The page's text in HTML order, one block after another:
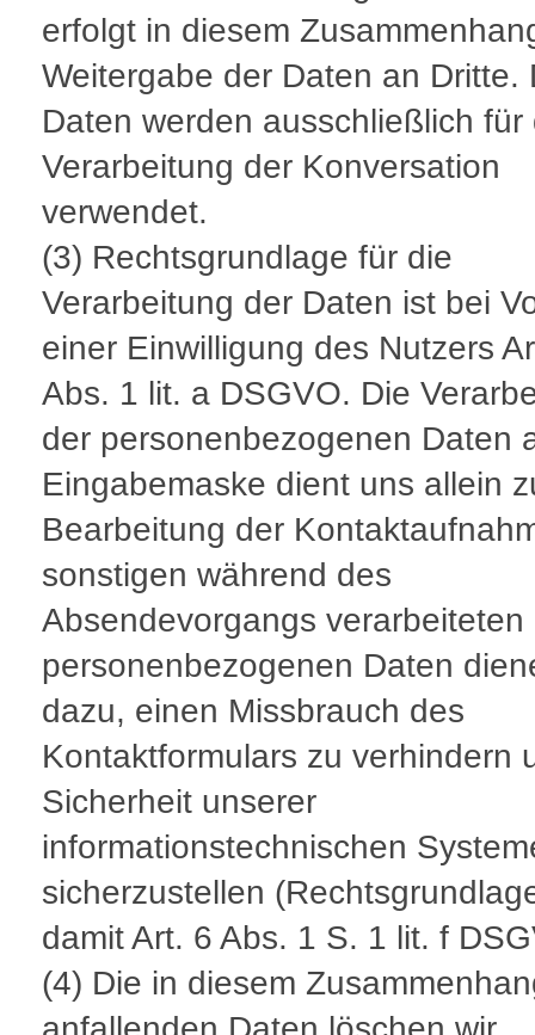
erfolgt in diesem
Weitergabe der Daten an Dritte.
Daten werden ausschließlich für
Verarbeitung der Konversation
verwendet.
(3) Rechtsgrundlage für die
Verarbeitung der Daten ist bei
einer Einwilligung des Nutzers
Abs. 1 lit. a DSGVO. Die
der personenbezogenen Daten
Eingabemaske dient uns allein
Bearbeitung der
sonstigen während des
Absendevorgangs verarbeiteten
personenbezogenen Daten
dazu, einen Missbrauch des
Kontaktformulars zu verhindern
Sicherheit unserer
informationstechnischen
sicherzustellen
damit Art. 6 Abs. 1 S. 1 lit. f
(4) Die in diesem